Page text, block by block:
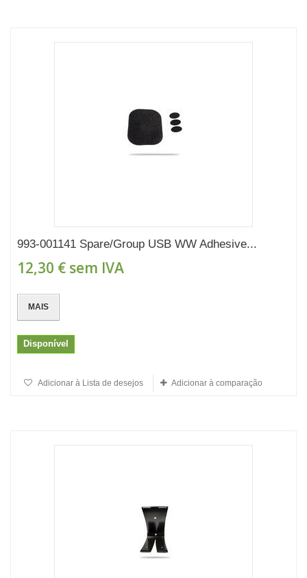
993-001141 Spare/Group USB WW Adhesive...
12,30 € sem IVA
MAIS
Disponível
Adicionar à Lista de desejos Adicionar à comparação